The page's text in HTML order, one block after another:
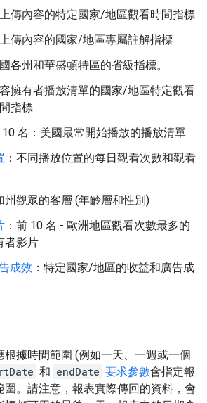
傳內容的特定國家/地區觀看時間指標
傳內容的國家/地區專屬註解指標
各州和華盛頓特區的省級指標。
擁有者播放清單的國家/地區特定觀看
指標
10 名：美國最常開始播放的播放清單
：不同播放位置的每日觀看次數和觀看
州觀眾的客層 (年齡層和性別)
：前 10 名 - 歐洲地區觀看次數最多的
者影片
成效 ：特定國家/地區的收益和廣告成
據時間範圍 (例如一天、一週或一個
和 endDate 要求參數會指定報
圍。請注意，報表實際傳回的資料，會